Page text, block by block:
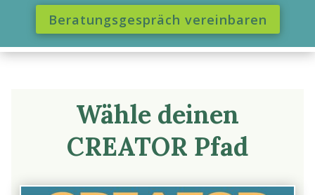
Beratungsgespräch vereinbaren
Wähle deinen
CREATOR Pfad